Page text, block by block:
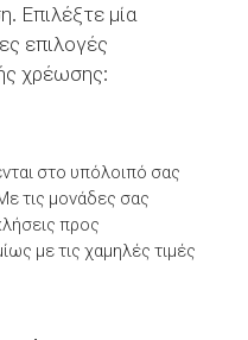
Επιλέξτε μία
επιλογές
χρέωσης:
στο υπόλοιπό σας
τις μονάδες σας
προς
με τις χαμηλές τιμές